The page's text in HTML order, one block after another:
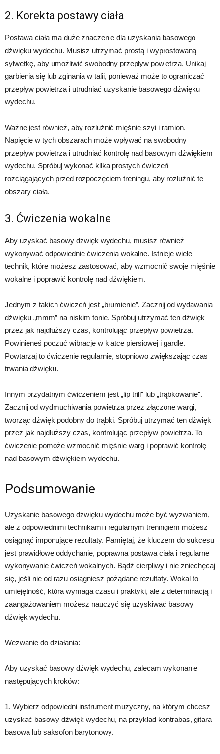
2. Korekta postawy ciała
Postawa ciała ma duże znaczenie dla uzyskania basowego
dźwięku wydechu. Musisz utrzymać prostą i wyprostowaną
sylwetkę, aby umożliwić swobodny przepływ powietrza. Unikaj
garbienia się lub zginania w talii, ponieważ może to ograniczać
przepływ powietrza i utrudniać uzyskanie basowego dźwięku
wydechu.
Ważne jest również, aby rozluźnić mięśnie szyi i ramion.
Napięcie w tych obszarach może wpływać na swobodny
przepływ powietrza i utrudniać kontrolę nad basowym dźwiękiem
wydechu. Spróbuj wykonać kilka prostych ćwiczeń
rozciągających przed rozpoczęciem treningu, aby rozluźnić te
obszary ciała.
3. Ćwiczenia wokalne
Aby uzyskać basowy dźwięk wydechu, musisz również
wykonywać odpowiednie ćwiczenia wokalne. Istnieje wiele
technik, które możesz zastosować, aby wzmocnić swoje mięśnie
wokalne i poprawić kontrolę nad dźwiękiem.
Jednym z takich ćwiczeń jest „brumienie”. Zacznij od wydawania
dźwięku „mmm” na niskim tonie. Spróbuj utrzymać ten dźwięk
przez jak najdłuższy czas, kontrolując przepływ powietrza.
Powinieneś poczuć wibracje w klatce piersiowej i gardle.
Powtarzaj to ćwiczenie regularnie, stopniowo zwiększając czas
trwania dźwięku.
Innym przydatnym ćwiczeniem jest „lip trill” lub „trąbkowanie”.
Zacznij od wydmuchiwania powietrza przez złączone wargi,
tworząc dźwięk podobny do trąbki. Spróbuj utrzymać ten dźwięk
przez jak najdłuższy czas, kontrolując przepływ powietrza. To
ćwiczenie pomoże wzmocnić mięśnie warg i poprawić kontrolę
nad basowym dźwiękiem wydechu.
Podsumowanie
Uzyskanie basowego dźwięku wydechu może być wyzwaniem,
ale z odpowiednimi technikami i regularnym treningiem możesz
osiągnąć imponujące rezultaty. Pamiętaj, że kluczem do sukcesu
jest prawidłowe oddychanie, poprawna postawa ciała i regularne
wykonywanie ćwiczeń wokalnych. Bądź cierpliwy i nie zniechęcaj
się, jeśli nie od razu osiągniesz pożądane rezultaty. Wokal to
umiejętność, która wymaga czasu i praktyki, ale z determinacją i
zaangażowaniem możesz nauczyć się uzyskiwać basowy
dźwięk wydechu.
Wezwanie do działania:
Aby uzyskać basowy dźwięk wydechu, zalecam wykonanie
następujących kroków:
1. Wybierz odpowiedni instrument muzyczny, na którym chcesz
uzyskać basowy dźwięk wydechu, na przykład kontrabas, gitara
basowa lub saksofon barytonowy.